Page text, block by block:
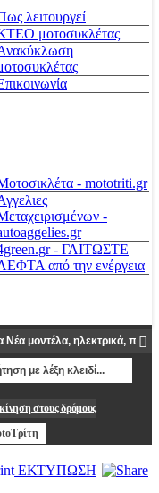
λειτουργεί
μοτοσυκλέτας
- mototriti.gr
-
- ΓΛΙΤΩΣΤΕ
από την ενέργεια
στους δρόμους
ΕΚΤΥΠΩΣΗ